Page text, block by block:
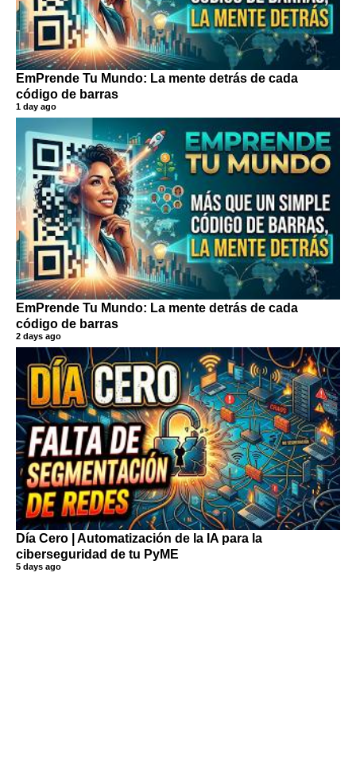
EmPrende Tu Mundo: La mente detrás de cada
código de barras
1 day ago
EmPrende Tu Mundo: La mente detrás de cada
código de barras
2 days ago
Día Cero | Automatización de la IA para la
ciberseguridad de tu PyME
5 days ago